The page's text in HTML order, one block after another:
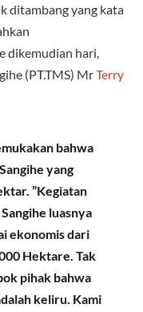
ditambang yang kata
dikemudian hari,
(PT.TMS) MrTerry
bahwa
yang
”Kegiatan
luasnya
ekonomis dari
Hektare. Tak
pihak bahwa
keliru. Kami